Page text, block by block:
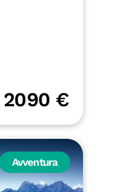
2090 €
Avventura